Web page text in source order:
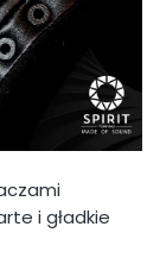
i gładkie